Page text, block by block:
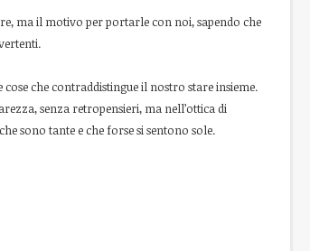
ma il motivo per portarle con noi, sapendo che
che contraddistingue il nostro stare insieme.
senza retropensieri, ma nell’ottica di
sono tante e che forse si sentono sole.